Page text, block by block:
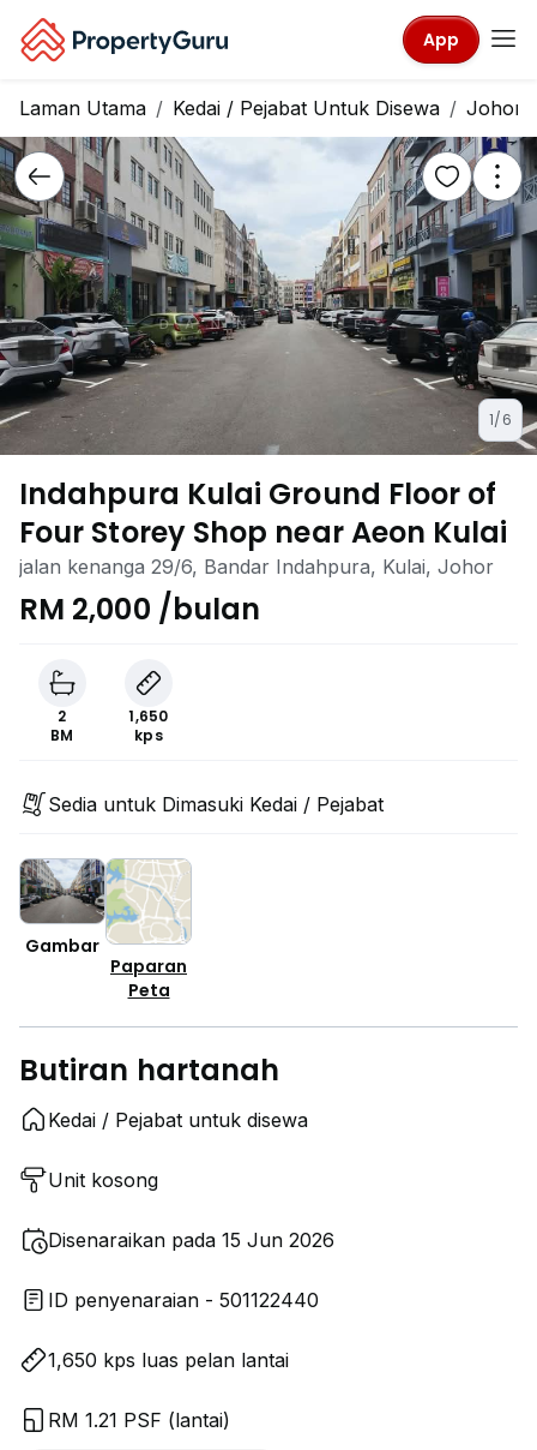
App
Laman Utama Kedai / Pejabat Untuk Disewa Johor
1/6
Indahpura Kulai Ground Floor of
Four Storey Shop near Aeon Kulai
jalan kenanga 29/6, Bandar Indahpura, Kulai, Johor
RM 2,000 /bulan
2
BM
1,650
kps
Sedia untuk Dimasuki Kedai / Pejabat
Gambar
Paparan
Peta
Butiran hartanah
Kedai / Pejabat untuk disewa
Unit kosong
Disenaraikan pada 15 Jun 2026
ID penyenaraian - 501122440
1,650 kps luas pelan lantai
RM 1.21 PSF (lantai)